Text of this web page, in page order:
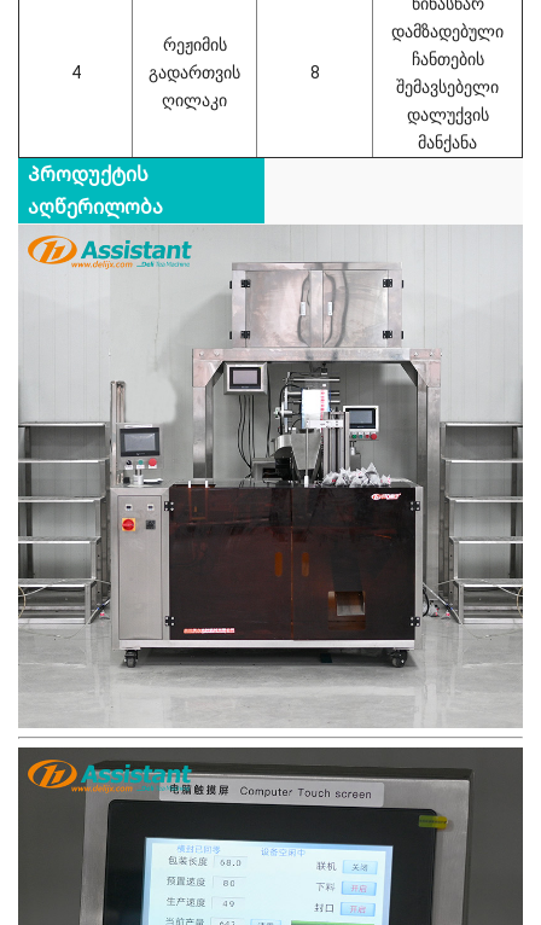
4
რეჟიმის
გადართვის
ღილაკი
8
დამზადებული
ჩანთების
შემავსებელი
დალუქვის
მანქანა
Პროდუქტის
აღწერილობა